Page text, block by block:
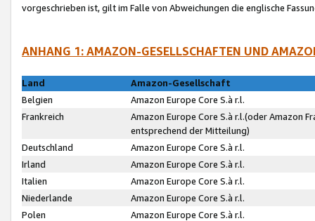
vorgeschrieben ist, gilt im Falle von Abweichungen die englische
ANHANG 1: AMAZON-GESELLSCHAFTEN UND
Land
Amazon-Gesellschaft
Belgien
Amazon Europe Core S.à r.l.
Frankreich
Amazon Europe Core S.à r.l.(oder Amazon
entsprechend der Mitteilung)
Deutschland
Amazon Europe Core S.à r.l.
Irland
Amazon Europe Core S.à r.l.
Italien
Amazon Europe Core S.à r.l.
Niederlande
Amazon Europe Core S.à r.l.
Polen
Amazon Europe Core S.à r.l.